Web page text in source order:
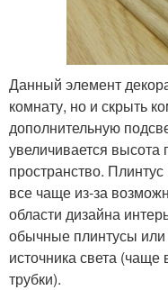
Данный элемент
комнату, но и скрыть
дополнительную
увеличивается
пространство.
все чаще из-за
области дизайна
обычные плинтусы
источника света
трубки).